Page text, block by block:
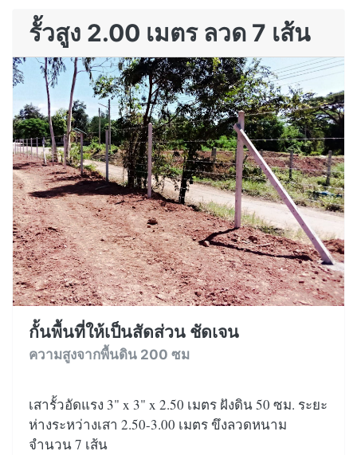
รั้วสูง 2.00 เมตร ลวด 7 เส้น
กั้นพื้นที่ให้เป็นสัดส่วน ชัดเจน
ความสูงจากพื้นดิน 200 ซม
เสารั้วอัดแรง 3" x 3" x 2.50 เมตร ฝังดิน 50 ซม. ระยะ
ห่างระหว่างเสา 2.50-3.00 เมตร ขึงลวดหนาม
จำนวน 7 เส้น